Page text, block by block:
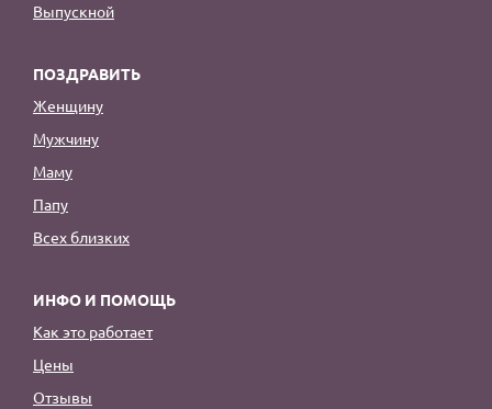
Выпускной
ПОЗДРАВИТЬ
Женщину
Мужчину
Маму
Папу
Всех близких
ИНФО И ПОМОЩЬ
Как это работает
Цены
Отзывы